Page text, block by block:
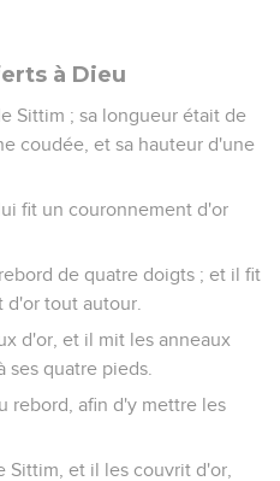
à Dieu
Sittim ; sa longueur était de
coudée, et sa hauteur d'une
fit un couronnement d'or
de quatre doigts ; et il fit
d'or tout autour.
d'or, et il mit les anneaux
ses quatre pieds.
rebord, afin d'y mettre les
Sittim, et il les couvrit d'or,